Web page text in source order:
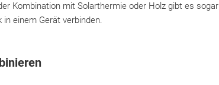
Kombination mit Solarthermie oder Holz gibt es sogar
einem Gerät verbinden.